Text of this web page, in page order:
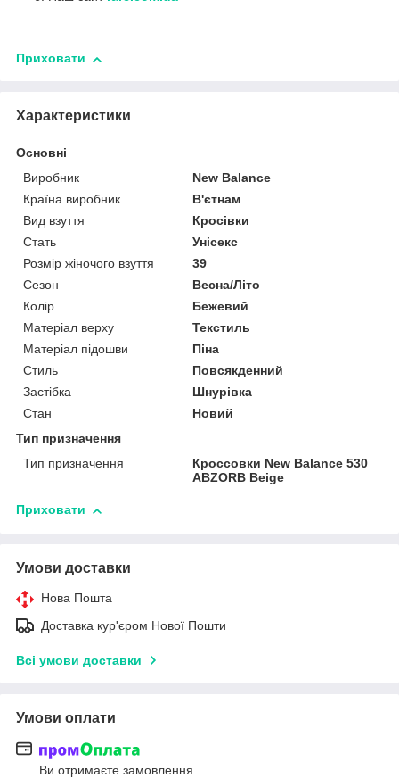
Приховати
Характеристики
Основні
Виробник
New Balance
Країна виробник
В'єтнам
Вид взуття
Кросівки
Стать
Унісекс
Розмір жіночого взуття
39
Сезон
Весна/Літо
Колір
Бежевий
Матеріал верху
Текстиль
Матеріал підошви
Піна
Стиль
Повсякденний
Застібка
Шнурівка
Стан
Новий
Тип призначення
Тип призначення
Кроссовки New Balance 530
ABZORB Beige
Приховати
Умови доставки
Нова Пошта
Доставка кур'єром Нової Пошти
Всі умови доставки
Умови оплати
Ви отримаєте замовлення